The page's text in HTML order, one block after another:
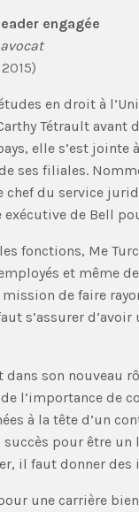
engagée
en droit à
Tétrault avant
elle s’est jointe
ses filiales.
chef du service
exécutive de Bell
fonctions, Me
et même
de faire
s’assurer
dans son nouveau
l’importance de
à la tête d’un
succès pour être
il faut donner
une carrière